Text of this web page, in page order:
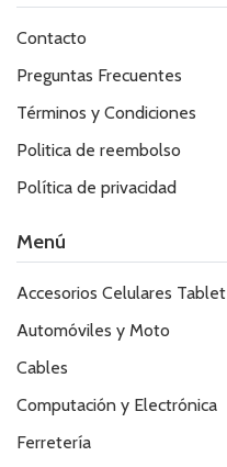
Contacto
Preguntas Frecuentes
Términos y Condiciones
Politica de reembolso
Política de privacidad
Menú
Accesorios Celulares Tablet
Automóviles y Moto
Cables
Computación y Electrónica
Ferretería